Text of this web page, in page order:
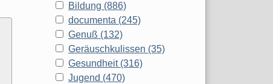
Bildung (886)
documenta (245)
Genuß (132)
Geräuschkulissen (35)
Gesundheit (316)
Jugend (470)